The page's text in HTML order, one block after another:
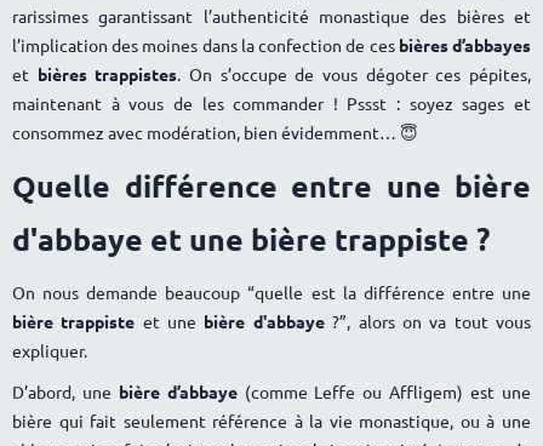
rarissimes garantissant l’authenticité monastique des bières et
l’implication des moines dans la confection de ces bières d’abbayes
et bières trappistes. On s’occupe de vous dégoter ces pépites,
maintenant à vous de les commander ! Pssst : soyez sages et
consommez avec modération, bien évidemment… 😇
Quelle différence entre une bière
d'abbaye et une bière trappiste ?
On nous demande beaucoup “quelle est la différence entre une
bière trappiste et une bière d'abbaye?”, alors on va tout vous
expliquer.
D’abord, une bière d’abbaye(comme Leffe ou Affligem) est une
bière qui fait seulement référence à la vie monastique, ou à une